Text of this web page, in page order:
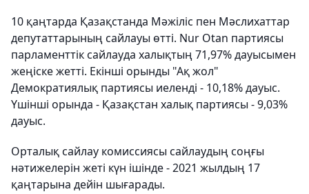
10 қаңтарда Қазақстанда Мәжіліс пен Мәслихаттар
депутаттарының сайлауы өтті. Nur Otan партиясы
парламенттік сайлауда халықтың 71,97% дауысымен
жеңіске жетті. Екінші орынды "Ақ жол"
Демократиялық партиясы иеленді - 10,18% дауыс.
Үшінші орында - Қазақстан халық партиясы - 9,03%
дауыс.
Орталық сайлау комиссиясы сайлаудың соңғы
нәтижелерін жеті күн ішінде - 2021 жылдың 17
қаңтарына дейін шығарады.